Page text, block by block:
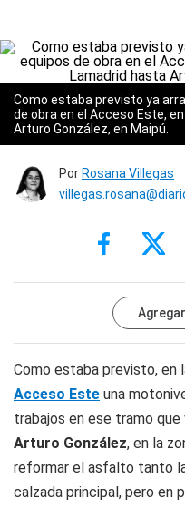
Como estaba previsto ya
de obra en el Acceso Este,
Arturo González, en Maipú.
Por Rosana Villegas
Como estaba previsto, en
Acceso Este una
trabajos en ese tramo que
Arturo González, en la
reformar el asfalto tanto
calzada principal, pero en